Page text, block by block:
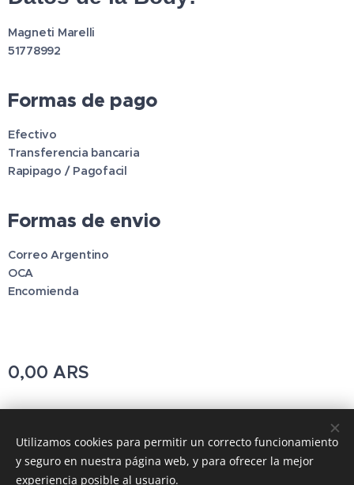
Magneti Marelli
51778992
Formas de pago
Efectivo
Transferencia bancaria
Rapipago / Pagofacil
Formas de envio
Correo Argentino
OCA
Encomienda
0,00 ARS
Pincodetools
Cookies
Utilizamos cookies para permitir un correcto funcionamiento
y seguro en nuestra página web, y para ofrecer la mejor
experiencia posible al usuario.